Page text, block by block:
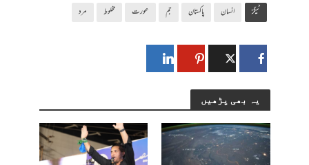
ٹیگز انسان پاکستان جم عورت مخلوط مرد
یہ بھی پڑھیں